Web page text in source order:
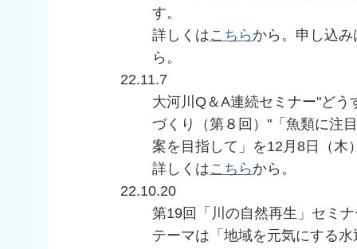
す。
詳しくはこちら から。申し込み
ら。
22.11.7
大河川Q＆A連続セミナー"ど
づくり（第８回）"「魚類に注
案を目指して」を12月8日（木
詳しくはこちら から。
22.10.20
第19回「川の自然再生」セミ
テーマは「地域を元気にする